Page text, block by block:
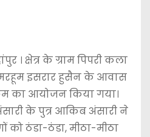
। क्षेत्र के ग्राम पिपरी कला
इसरार हुसैन के आवास
का आयोजन किया गया।
के पुत्र आकिब अंसारी ने
को ठंडा-ठंडा, मीठा-मीठा